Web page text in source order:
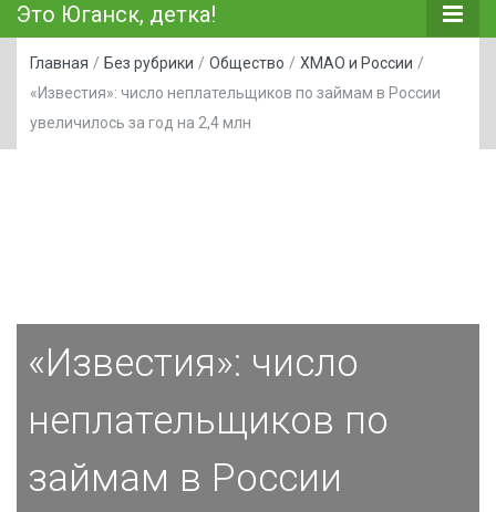
Это Юганск, детка!
Главная / Без рубрики / Общество / ХМАО и России /
«Известия»: число неплательщиков по займам в России
увеличилось за год на 2,4 млн
«Известия»: число
неплательщиков по
займам в России